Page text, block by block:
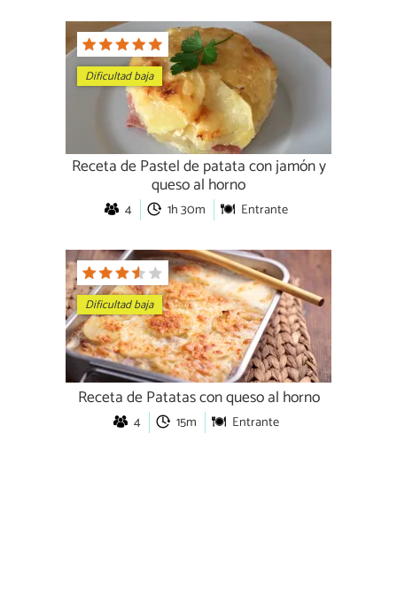
Dificultad baja
Receta de Pastel de patata con jamón y
queso al horno
4 1h 30m Entrante
Dificultad baja
Receta de Patatas con queso al horno
4 15m Entrante